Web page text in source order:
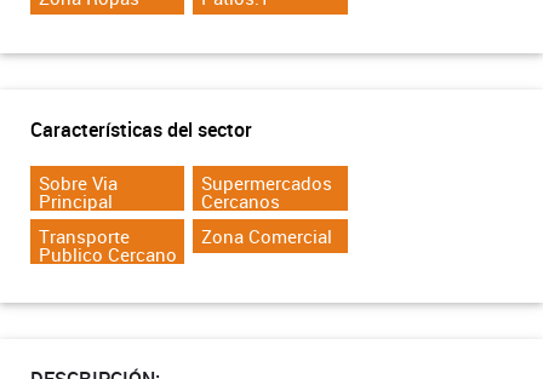
Características del sector
Sobre Via
Principal
Supermercados
Cercanos
Transporte
Publico Cercano
Zona Comercial